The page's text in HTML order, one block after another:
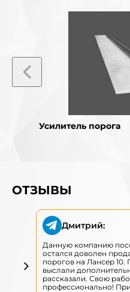
Усилитель порога
ОТЗЫВЫ
Дмитрий:
Данную компанию
остался доволен
порогов на Лансер
выслали
рассказали. Свою
профессионально!